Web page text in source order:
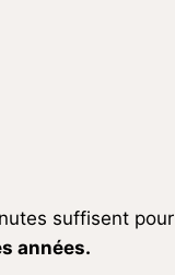
suffisent pour
années.